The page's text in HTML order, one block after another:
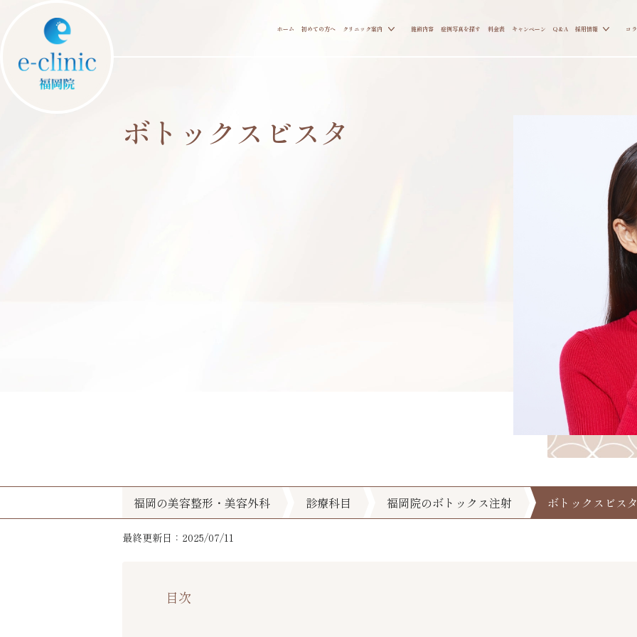
ホーム 初めての方へ クリニック案内 施術内容 症例写真を探す 料金表 キャンペーン Q&A 採用情報 コ
ボトックスビスタ
福岡の美容整形・美容外科 診療科目 福岡院のボトックス注射 ボトックスビス
最終更新日：2025/07/11
目次